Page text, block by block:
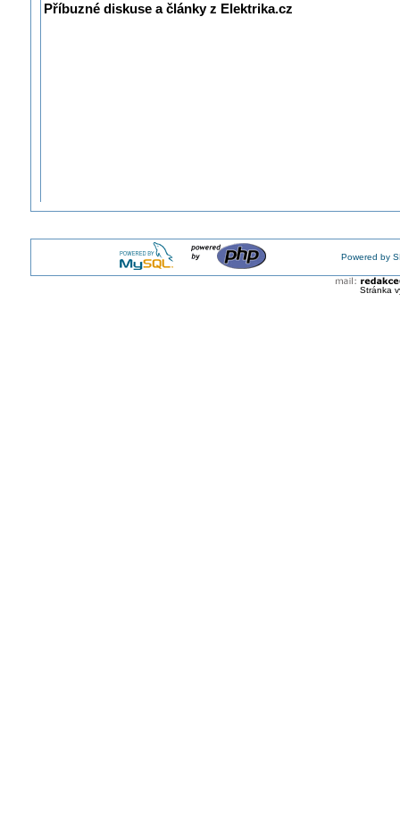
Příbuzné diskuse a články z Elektrika.cz
Powered by
Stránka